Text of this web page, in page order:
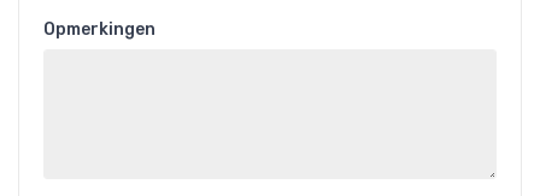
Opmerkingen